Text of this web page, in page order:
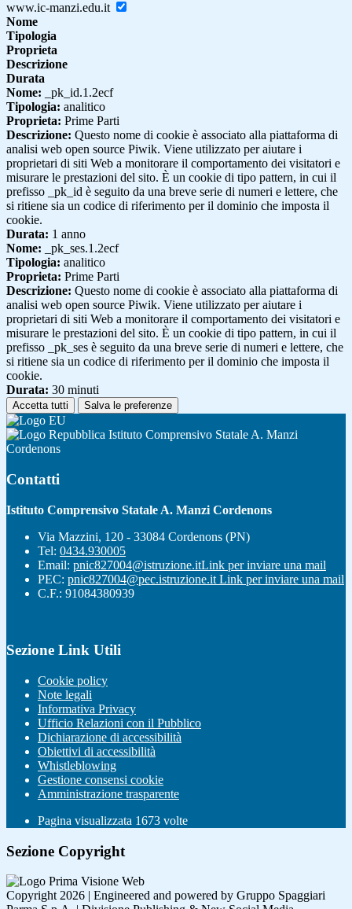
www.ic-manzi.edu.it
Nome
Tipologia
Proprieta
Descrizione
Durata
Nome: _pk_id.1.2ecf
Tipologia: analitico
Proprieta: Prime Parti
Descrizione: Questo nome di cookie è associato alla piattaforma di
analisi web open source Piwik. Viene utilizzato per aiutare i
proprietari di siti Web a monitorare il comportamento dei visitatori e
misurare le prestazioni del sito. È un cookie di tipo pattern, in cui il
prefisso _pk_id è seguito da una breve serie di numeri e lettere, che
si ritiene sia un codice di riferimento per il dominio che imposta il
cookie.
Durata: 1 anno
Nome: _pk_ses.1.2ecf
Tipologia: analitico
Proprieta: Prime Parti
Descrizione: Questo nome di cookie è associato alla piattaforma di
analisi web open source Piwik. Viene utilizzato per aiutare i
proprietari di siti Web a monitorare il comportamento dei visitatori e
misurare le prestazioni del sito. È un cookie di tipo pattern, in cui il
prefisso _pk_ses è seguito da una breve serie di numeri e lettere, che
si ritiene sia un codice di riferimento per il dominio che imposta il
cookie.
Durata: 30 minuti
Accetta tutti Salva le preferenze
Istituto Comprensivo Statale A. Manzi
Cordenons
Contatti
Istituto Comprensivo Statale A. Manzi Cordenons
Via Mazzini, 120 - 33084 Cordenons (PN)
Tel: 0434.930005
Email: pnic827004@istruzione.itLink per inviare una mail
PEC: pnic827004@pec.istruzione.it Link per inviare una mail
C.F.: 91084380939
Sezione Link Utili
Cookie policy
Note legali
Informativa Privacy
Ufficio Relazioni con il Pubblico
Dichiarazione di accessibilità
Obiettivi di accessibilità
Whistleblowing
Gestione consensi cookie
Amministrazione trasparente
Pagina visualizzata 1673 volte
Sezione Copyright
Copyright 2026 | Engineered and powered by Gruppo Spaggiari